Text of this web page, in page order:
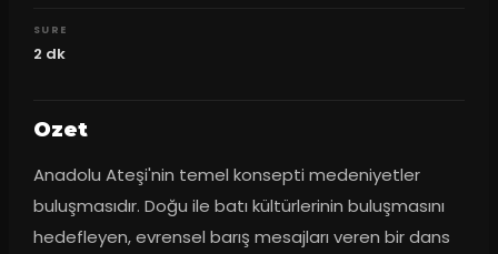
SURE
2 dk
Ozet
Anadolu Ateşi'nin temel konsepti medeniyetler
buluşmasıdır. Doğu ile batı kültürlerinin buluşmasını
hedefleyen, evrensel barış mesajları veren bir dans